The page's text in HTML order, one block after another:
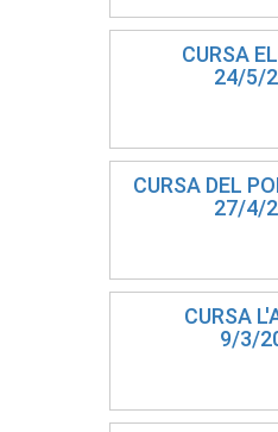
CURSA
24/5/
CURSA DEL
27/4/
CURSA
9/3/